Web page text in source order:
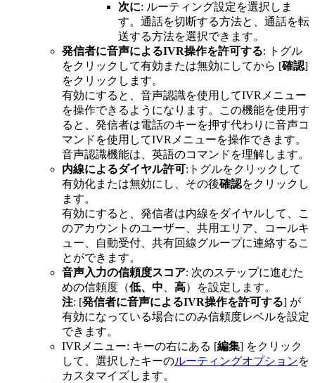
次に: ルーティング設定を選択しま
す。通話を切断する方法と、通話を転
送する方法を選択できます。
発信者に音声によるIVR操作を許可する: トグル
をクリックして有効または無効にしてから [確認]
をクリックします。
有効にすると、音声認識を使用してIVRメニュー
を操作できるようになります。この機能を使用す
ると、発信者は電話のキーを押す代わりに音声コ
マンドを使用してIVRメニューを操作できます。
音声認識機能は、英語のコマンドを理解します。
内線によるダイヤル許可:トグルをクリックして
有効化または無効にし、その後確認をクリックし
ます。
有効にすると、発信者は内線をダイヤルして、こ
のアカウントのユーザー、共用エリア、コールキ
ュー、自動受付、共有回線グループに連絡するこ
とができます。
音声入力の信頼度スコア: 次のステップに進むた
めの信頼度（低、中 高）を設定します。
注: [発信者に音声によるIVR操作を許可する] が
有効になっている場合にのみ信頼度レベルを設定
できます。
IVRメニュー: キーの右にある [編集] をクリック
して、選択したキーのルーティングオプションを
カスタマイズします。